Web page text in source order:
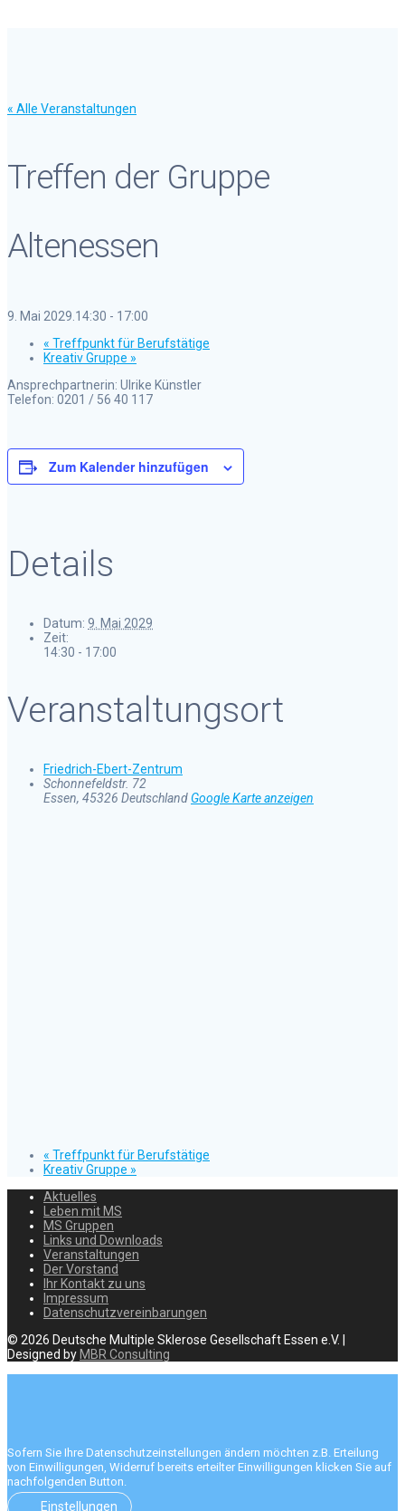
« Alle Veranstaltungen
Treffen der Gruppe
Altenessen
9. Mai 2029.14:30 - 17:00
« Treffpunkt für Berufstätige
Kreativ Gruppe »
Ansprechpartnerin: Ulrike Künstler
Telefon: 0201 / 56 40 117
Zum Kalender hinzufügen
Details
Datum: 9. Mai 2029
Zeit:
14:30 - 17:00
Veranstaltungsort
Friedrich-Ebert-Zentrum
Schonnefeldstr. 72
Essen, 45326 Deutschland Google Karte anzeigen
« Treffpunkt für Berufstätige
Kreativ Gruppe »
Aktuelles
Leben mit MS
MS Gruppen
Links und Downloads
Veranstaltungen
Der Vorstand
Ihr Kontakt zu uns
Impressum
Datenschutzvereinbarungen
© 2026 Deutsche Multiple Sklerose Gesellschaft Essen e.V. |
Designed by MBR Consulting
Sofern Sie Ihre Datenschutzeinstellungen ändern möchten z.B. Erteilung
von Einwilligungen, Widerruf bereits erteilter Einwilligungen klicken Sie auf
nachfolgenden Button.
Einstellungen